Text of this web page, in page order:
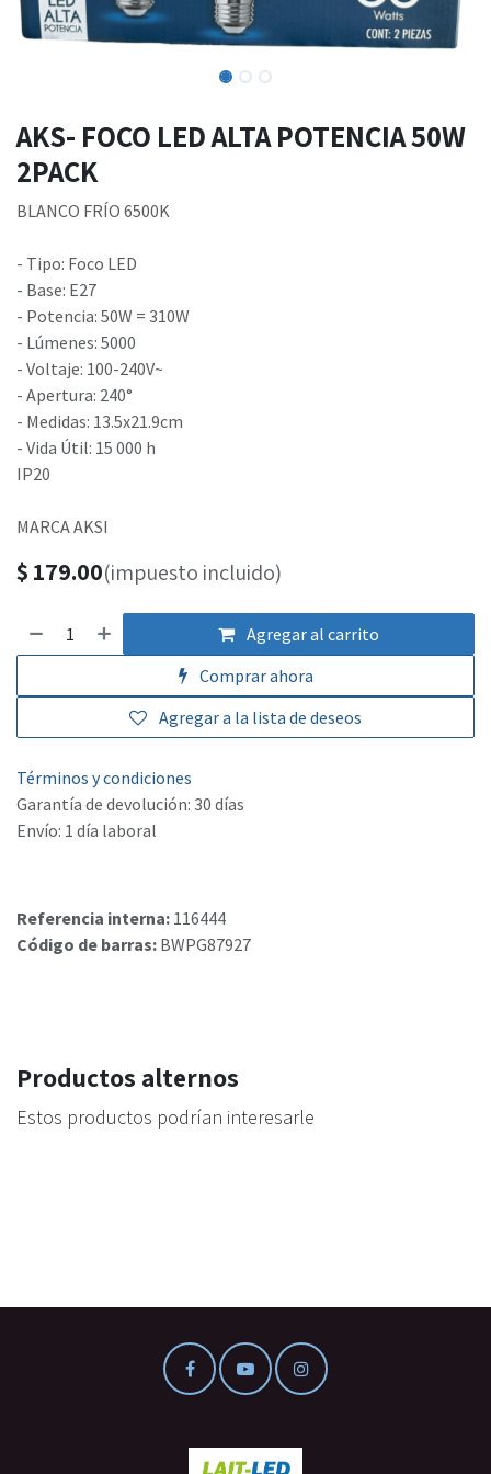
AKS- FOCO LED ALTA POTENCIA 50W
2PACK
BLANCO FRÍO 6500K
- Tipo: Foco LED
- Base: E27
- Potencia: 50W = 310W
- Lúmenes: 5000
- Voltaje: 100-240V~
- Apertura: 240°
- Medidas: 13.5x21.9cm
- Vida Útil: 15 000 h
IP20
MARCA AKSI
$ 179.00(impuesto incluido)
Agregar al carrito
Comprar ahora
Agregar a la lista de deseos
Términos y condiciones
Garantía de devolución: 30 días
Envío: 1 día laboral
Referencia interna: 116444
Código de barras: BWPG87927
Productos alternos
Estos productos podrían interesarle